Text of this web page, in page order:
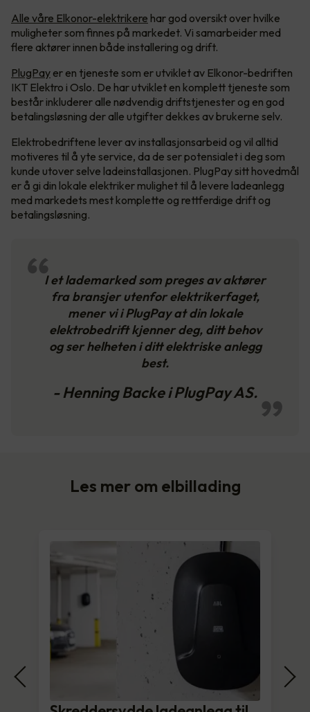
Alle våre Elkonor-elektrikere har god oversikt over hvilke
muligheter som finnes på markedet. Vi samarbeider med
flere aktører innen både installering og drift.
PlugPay er en tjeneste som er utviklet av Elkonor-bedriften
IKT Elektro i Oslo. De har utviklet en komplett tjeneste som
består inkluderer alle nødvendig driftstjenester og en god
betalingsløsning der alle utgifter dekkes av brukerne selv.
Elektrobedriftene lever av installasjonsarbeid og vil alltid
motiveres til å yte service, da de ser potensialet i deg som
kunde utover selve ladeinstallasjonen. PlugPay sitt hovedmål
er å gi din lokale elektriker mulighet til å levere ladeanlegg
med markedets mest komplette og rettferdige drift og
betalingsløsning.
I et lademarked som preges av aktører
fra bransjer utenfor elektrikerfaget,
mener vi i PlugPay at din lokale
elektrobedrift kjenner deg, ditt behov
og ser helheten i ditt elektriske anlegg
best.
- Henning Backe i PlugPay AS.
Les mer om elbillading